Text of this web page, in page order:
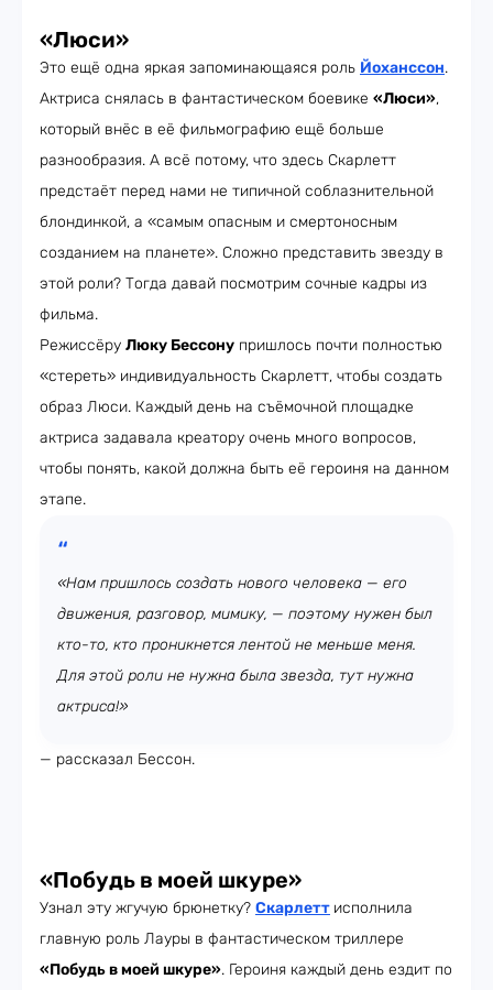
«Люси»
Это ещё одна яркая запоминающаяся роль Йоханссон.
Актриса снялась в фантастическом боевике «Люси»,
который внёс в её фильмографию ещё больше
разнообразия. А всё потому, что здесь Скарлетт
предстаёт перед нами не типичной соблазнительной
блондинкой, а «самым опасным и смертоносным
созданием на планете». Сложно представить звезду в
этой роли? Тогда давай посмотрим сочные кадры из
фильма.
Режиссёру Люку Бессону пришлось почти полностью
«стереть» индивидуальность Скарлетт, чтобы создать
образ Люси. Каждый день на съёмочной площадке
актриса задавала креатору очень много вопросов,
чтобы понять, какой должна быть её героиня на данном
этапе.
«Нам пришлось создать нового человека — его
движения, разговор, мимику, — поэтому нужен был
кто-то, кто проникнется лентой не меньше меня.
Для этой роли не нужна была звезда, тут нужна
актриса!»
— рассказал Бессон.
«Побудь в моей шкуре»
Узнал эту жгучую брюнетку? Скарлетт исполнила
главную роль Лауры в фантастическом триллере
«Побудь в моей шкуре». Героиня каждый день ездит по